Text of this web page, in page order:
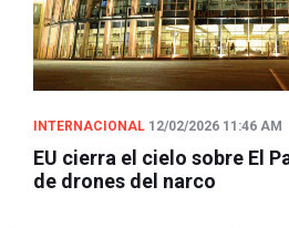
INTERNACIONAL 12/02/2026 11:46 AM
EU cierra el cielo sobre El
de drones del narco